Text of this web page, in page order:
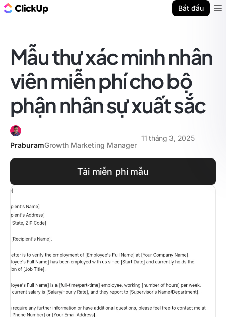
Bắt đầu
Mẫu thư xác minh nhân
viên miễn phí cho bộ
phận nhân sự xuất sắc
PraburamGrowth Marketing Manager
11 tháng 3, 2025
Tải miễn phí mẫu